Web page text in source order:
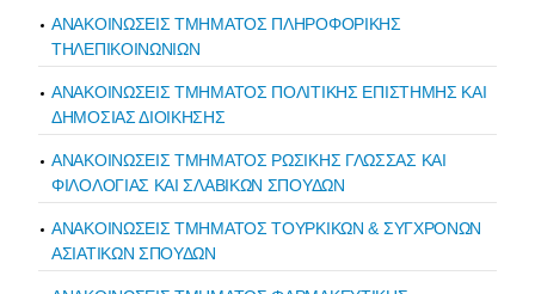
ΑΝΑΚΟΙΝΩΣΕΙΣ ΤΜΗΜΑΤΟΣ ΠΛΗΡΟΦΟΡΙΚΗΣ
ΤΗΛΕΠΙΚΟΙΝΩΝΙΩΝ
ΑΝΑΚΟΙΝΩΣΕΙΣ ΤΜΗΜΑΤΟΣ ΠΟΛΙΤΙΚΗΣ ΕΠΙΣΤΗΜΗΣ ΚΑΙ
ΔΗΜΟΣΙΑΣ ΔΙΟΙΚΗΣΗΣ
ΑΝΑΚΟΙΝΩΣΕΙΣ ΤΜΗΜΑΤΟΣ ΡΩΣΙΚΗΣ ΓΛΩΣΣΑΣ ΚΑΙ
ΦΙΛΟΛΟΓΙΑΣ ΚΑΙ ΣΛΑΒΙΚΩΝ ΣΠΟΥΔΩΝ
ΑΝΑΚΟΙΝΩΣΕΙΣ ΤΜΗΜΑΤΟΣ ΤΟΥΡΚΙΚΩΝ & ΣΥΓΧΡΟΝΩΝ
ΑΣΙΑΤΙΚΩΝ ΣΠΟΥΔΩΝ